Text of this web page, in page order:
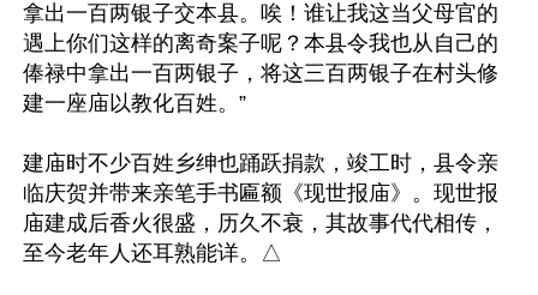
拿出一百两银子交本县。唉！谁让我这当父母官的
遇上你们这样的离奇案子呢？本县令我也从自己的
俸禄中拿出一百两银子，将这三百两银子在村头修
建一座庙以教化百姓。”
建庙时不少百姓乡绅也踊跃捐款，竣工时，县令亲
临庆贺并带来亲笔手书匾额《现世报庙》。现世报
庙建成后香火很盛，历久不衰，其故事代代相传，